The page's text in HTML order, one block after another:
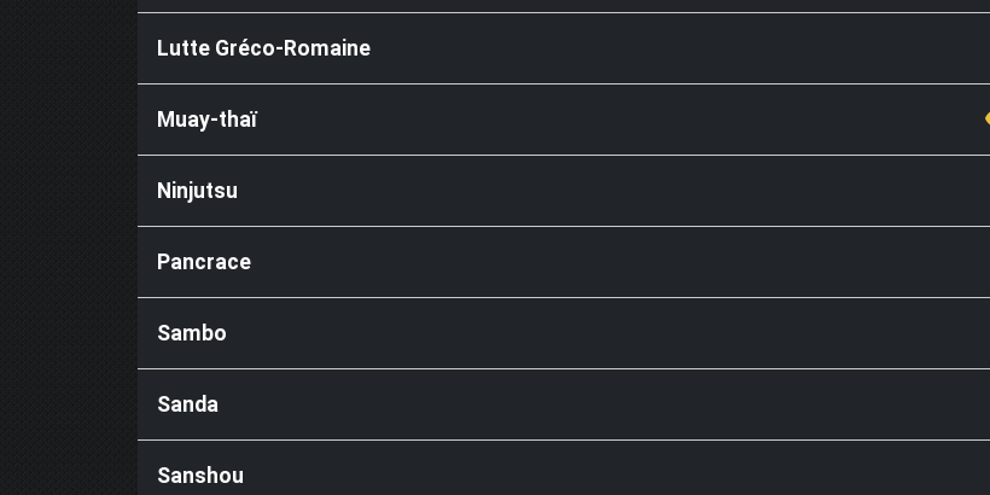
Lutte Gréco-Romaine
Muay-thaï
Ninjutsu
Pancrace
Sambo
Sanda
Sanshou